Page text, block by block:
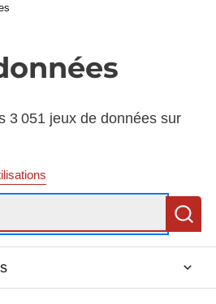
3 051 jeux de données sur